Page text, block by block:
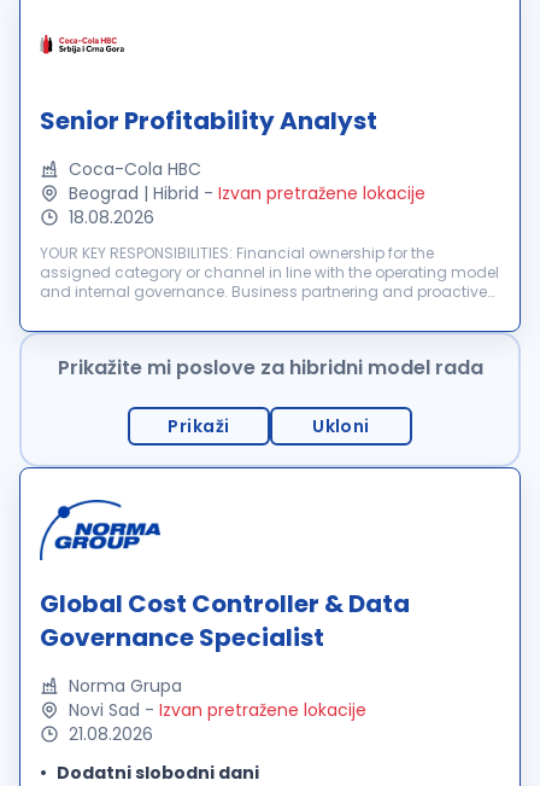
Senior Profitability Analyst
Coca-Cola HBC
Beograd | Hibrid - Izvan pretražene lokacije
18.08.2026
YOUR KEY RESPONSIBILITIES: Financial ownership for the
assigned category or channel in line with the operating model
and internal governance. Business partnering and proactive
budgets, financia...
Prikažite mi poslove za hibridni model rada
Prikaži Ukloni
Global Cost Controller & Data
Governance Specialist
Norma Grupa
Novi Sad - Izvan pretražene lokacije
21.08.2026
Dodatni slobodni dani